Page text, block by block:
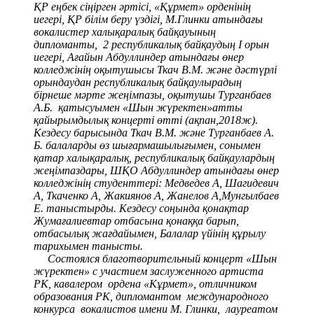
ҚР еңбек сіңірген әртісі, «Құрмет» орденінің
иегері, ҚР білім беру үздігі, М.Глинки атындағы
вокалистер халықаралық байқауының
дипломанты, 2 республикалық байқаудың І орын
иегері, Ағайын Абдуллиндер атындағы өнер
колледжінің оқытушысы Ткач В.М. және дәстүрлі
орындаудан республикалық байқаулырадың
бірнеше мәрте жеңімпазы, оқытушы Турганбаев
А.Б. қатысуымен «Шын жүректен»атты
қайырымдылық концерті өтті (ақпан,2018ж).
Кездесу барысында Ткач В.М. және Турганбаев А.
Б. балаларды өз шығармашылығымен, сонымен
қатар халықаралық, республикалық байқаулардың
жеңімпаздары, ШҚО Абдуллиндер атындағы өнер
колледжінің студенттері: Медведев А, Шагидевич
А, Ткаченко А, Жакиянов А, Жанелов А,Мунгылбаев
Е. таныстырды. Кездесу соңында қонақтар
Жумағалиевтар отбасына қонаққа барып,
отбасылық жағдайымен, Балалар үйінің құрылу
тарихымен танысты.
Состоялся благотворительный концерт «Шын
жүректен» с участием заслуженного артиста
РК, кавалером ордена «Кұрмет», отличником
образования РК, дипломантом международного
конкурса вокалистов имени М. Глинки, лауреатом